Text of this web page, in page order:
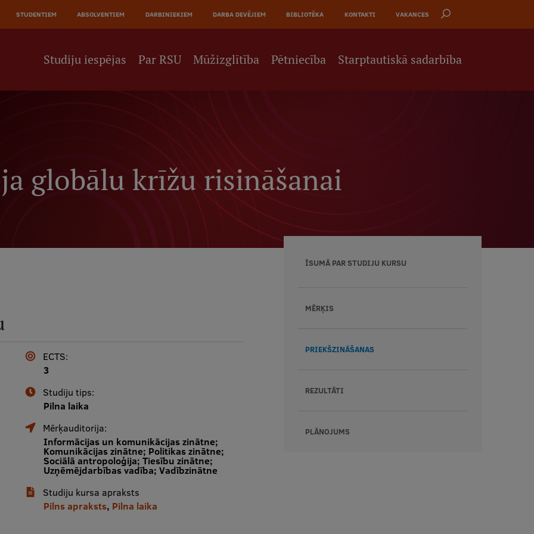
STUDENTIEM ABSOLVENTIEM DARBINIEKIEM DARBA DEVĒJIEM BIBLIOTĒKA KONTAKTI VAKANCES
Studiju iespējas Par RSU Mūžizglītība Pētniecība Starptautiskā sadarbība
globālu krīžu risināšanai
ECTS:
3
Studiju tips:
Pilna laika
Mērķauditorija:
Informācijas un komunikācijas zinātne;
Komunikācijas zinātne; Politikas zinātne;
Sociālā antropoloģija; Tiesību zinātne;
Uzņēmējdarbības vadība; Vadībzinātne
Studiju kursa apraksts
Pilns apraksts, Pilna laika
ĪSUMĀ PAR STUDIJU KURSU
MĒRĶIS
PRIEKŠZINĀŠANAS
REZULTĀTI
PLĀNOJUMS